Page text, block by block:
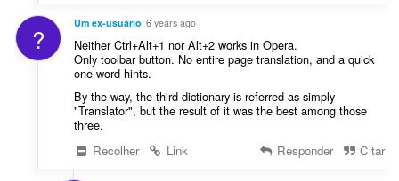
? Um ex-usuário 6 years ago
Neither Ctrl+Alt+1 nor Alt+2 works in Opera.
Only toolbar button. No entire page translation, and a quick
one word hints.
By the way, the third dictionary is referred as simply
"Translator", but the result of it was the best among those
three.
Recolher
Link Responder Citar